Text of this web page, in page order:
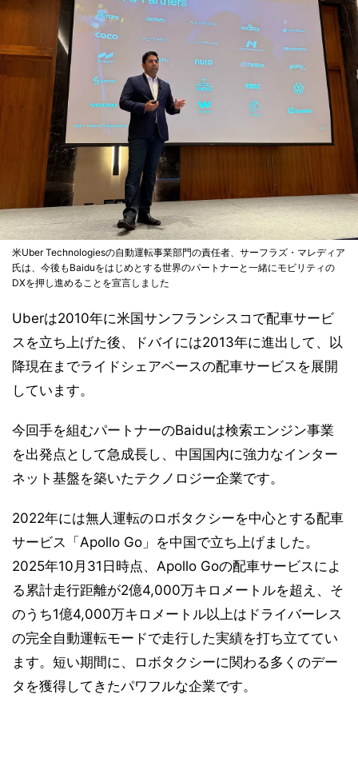
米Uber Technologiesの自動運転事業部門の責任者、サーフラズ・マレディア
氏は、今後もBaiduをはじめとする世界のパートナーと一緒にモビリティの
DXを押し進めることを宣言しました
Uberは2010年に米国サンフランシスコで配車サービ
スを立ち上げた後、ドバイには2013年に進出して、以
降現在までライドシェアベースの配車サービスを展開
しています。
今回手を組むパートナーのBaiduは検索エンジン事業
を出発点として急成長し、中国国内に強力なインター
ネット基盤を築いたテクノロジー企業です。
2022年には無人運転のロボタクシーを中心とする配車
サービス「Apollo Go」を中国で立ち上げました。
2025年10月31日時点、Apollo Goの配車サービスによ
る累計走行距離が2億4,000万キロメートルを超え、そ
のうち1億4,000万キロメートル以上はドライバーレス
の完全自動運転モードで走行した実績を打ち立ててい
ます。短い期間に、ロボタクシーに関わる多くのデー
タを獲得してきたパワフルな企業です。